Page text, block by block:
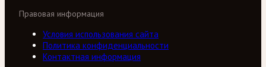
Правовая информация
Условия использования сайта
Политика конфиденциальности
Контактная информация